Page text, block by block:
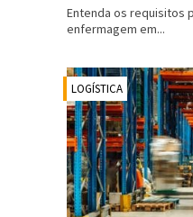
Entenda os requisitos
enfermagem em...
LOGÍSTICA